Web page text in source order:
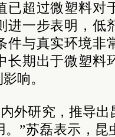
已超过微塑料对
进一步表明，低
件与真实环境非
长期出于微塑料
响。
外研究，推导
”苏磊表示，